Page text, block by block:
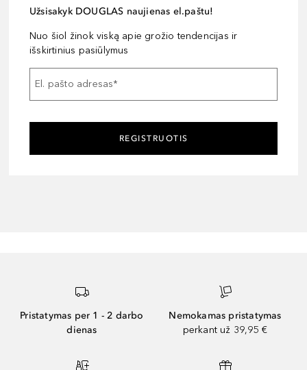
Užsisakyk DOUGLAS naujienas el.paštu!
Nuo šiol žinok viską apie grožio tendencijas ir
išskirtinius pasiūlymus
El. pašto adresas*
REGISTRUOTIS
Pristatymas per 1 - 2 darbo
dienas
Nemokamas pristatymas
perkant už 39,95 €